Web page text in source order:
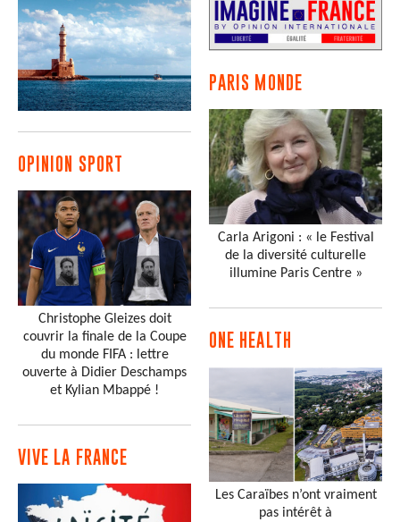
OPINION SPORT
Christophe Gleizes doit
couvrir la finale de la Coupe
du monde FIFA : lettre
ouverte à Didier Deschamps
et Kylian Mbappé !
VIVE LA FRANCE
PARIS MONDE
Carla Arigoni : « le Festival
de la diversité culturelle
illumine Paris Centre »
ONE HEALTH
Les Caraïbes n’ont vraiment
pas intérêt à